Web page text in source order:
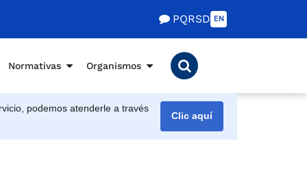
PQRSD EN
Normativas Organismos
podemos atenderle a través
Clic aquí